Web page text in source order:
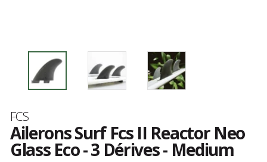
Marque
FCS
Ailerons Surf Fcs II Reactor Neo
Glass Eco - 3 Dérives - Medium